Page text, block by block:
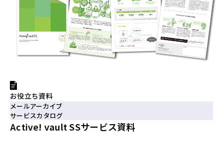
お役立ち資料
メールアーカイブ
サービスカタログ
Active! vault SSサービス資料